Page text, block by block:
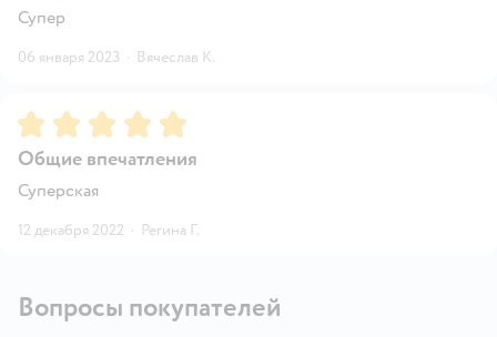
Супер
06 января 2023 · Вячеслав К.
Рейтинг:5
Общие впечатления
Суперская
12 декабря 2022 · Регина Г.
Вопросы покупателей